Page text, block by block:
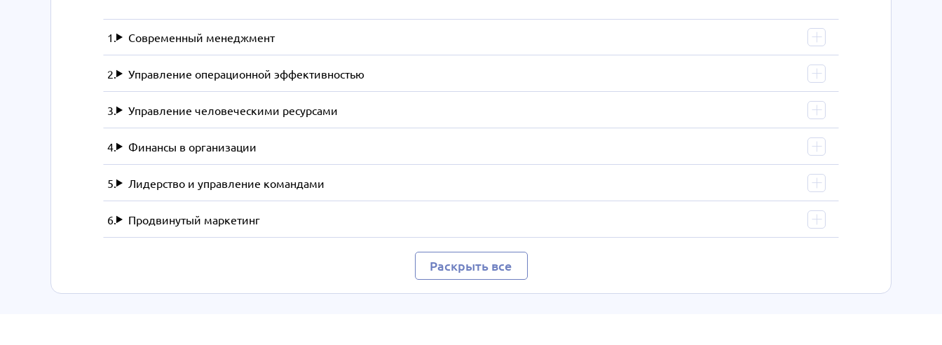
Современный менеджмент
Управление операционной эффективностью
Управление человеческими ресурсами
Финансы в организации
Лидерство и управление командами
Продвинутый маркетинг
Раскрыть все